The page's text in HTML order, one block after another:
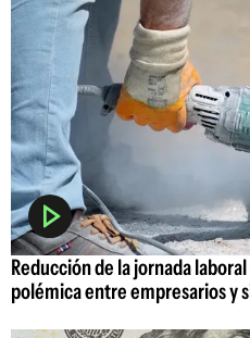
Reducción de la jornada
polémica entre empresarios y